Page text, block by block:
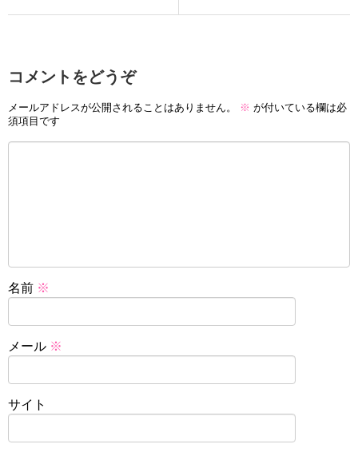
コメントをどうぞ
メールアドレスが公開されることはありません。 ※ が付いている欄は必
須項目です
名前 ※
メール ※
サイト